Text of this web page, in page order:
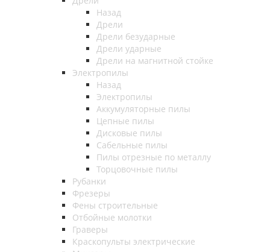
Назад
Дрели
Дрели безударные
Дрели ударные
Дрели на магнитной стойке
Электропилы
Назад
Электропилы
Аккумуляторные пилы
Цепные пилы
Дисковые пилы
Сабельные пилы
Пилы отрезные по металлу
Торцовочные пилы
Рубанки
Фрезеры
Фены строительные
Отбойные молотки
Граверы
Краскопульты электрические